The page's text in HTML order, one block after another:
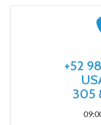
+52
305